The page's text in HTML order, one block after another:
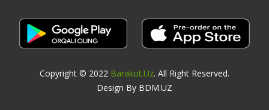
Copyright © 2022 Barakot.uz. All Right Reserved.
Design By BDM.UZ